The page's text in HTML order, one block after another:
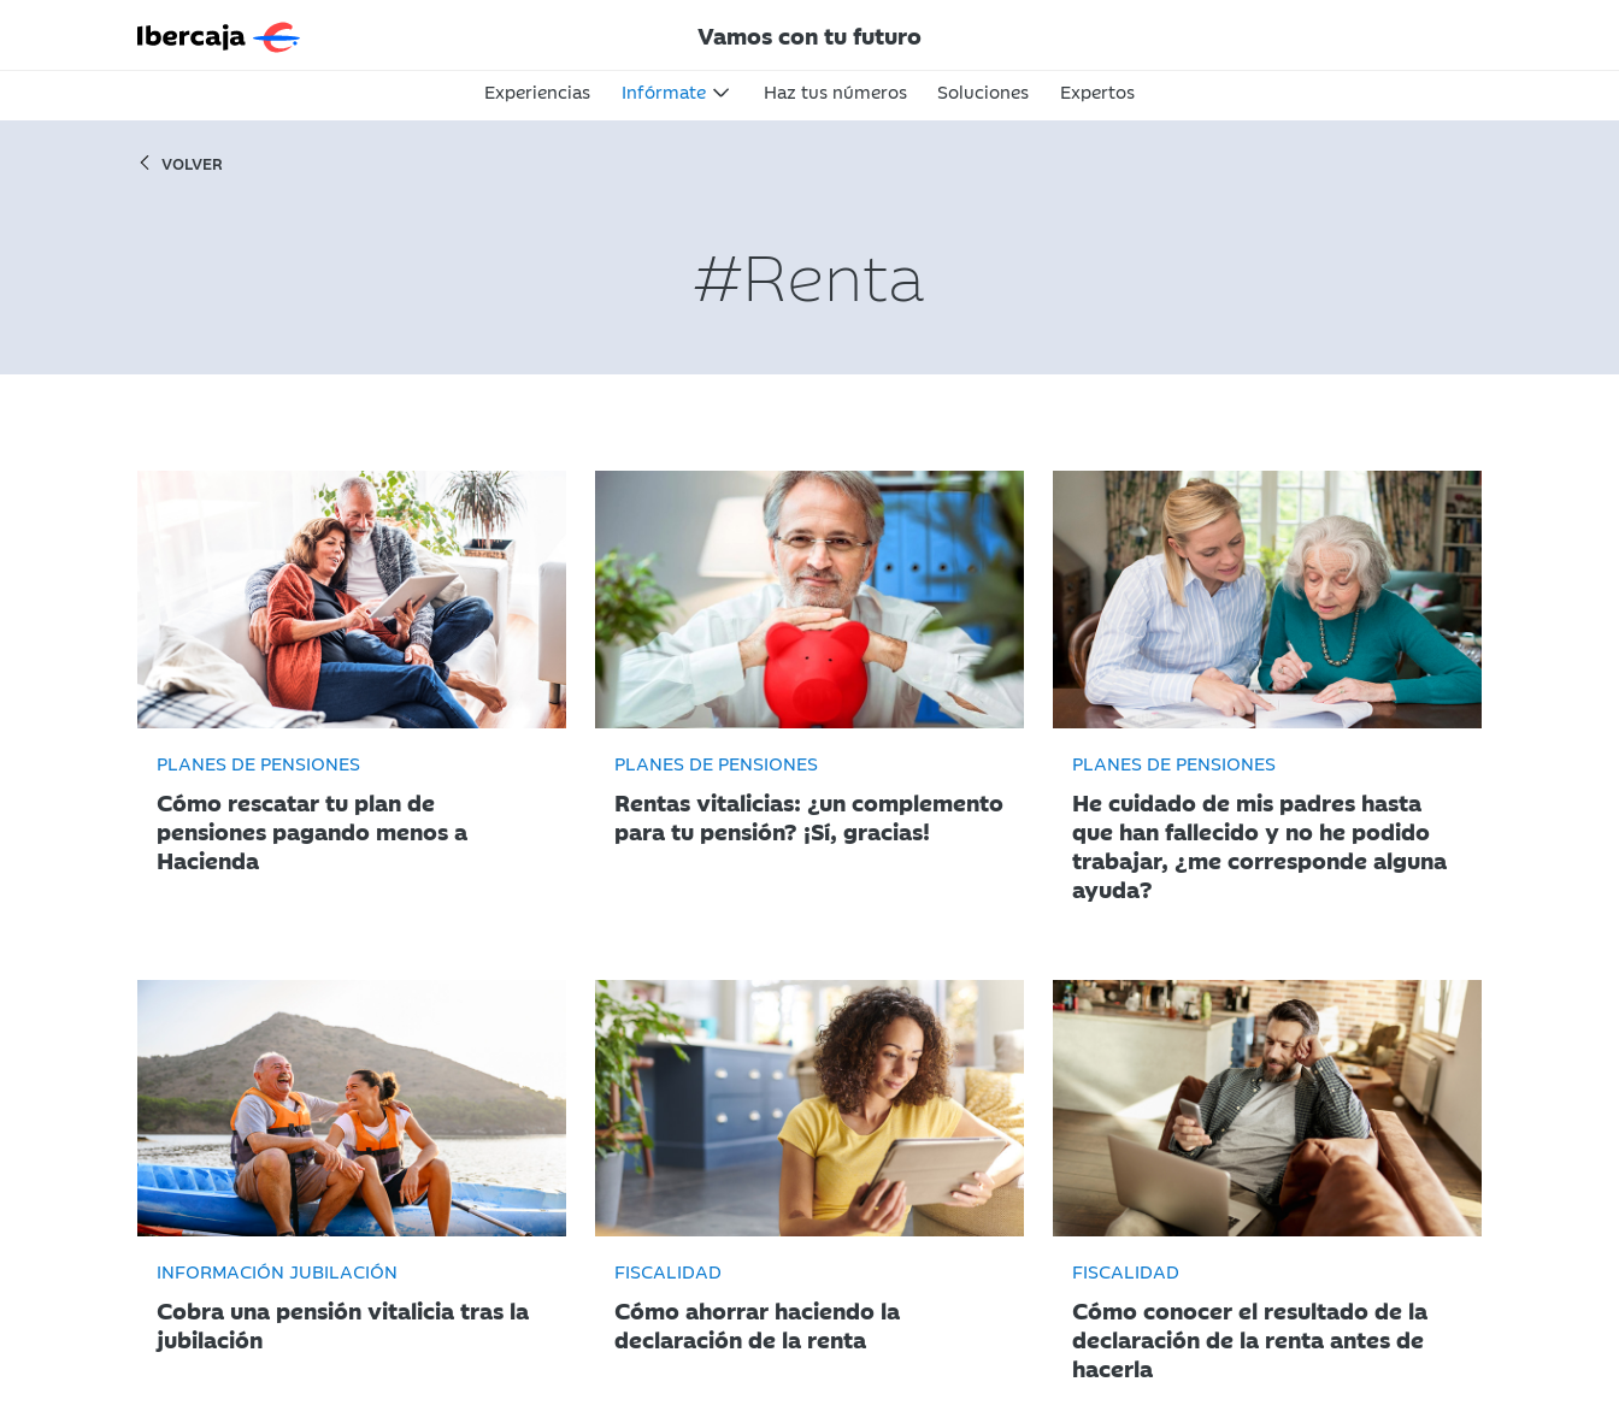
Vamos con tu futuro
Experiencias Infórmate Haz tus números Soluciones Expertos
VOLVER
#Renta
PLANES DE PENSIONES
Cómo rescatar tu plan de
pensiones pagando menos a
Hacienda
PLANES DE PENSIONES
Rentas vitalicias: ¿un complemento
para tu pensión? ¡Sí, gracias!
PLANES DE PENSIONES
He cuidado de mis padres hasta
que han fallecido y no he podido
trabajar, ¿me corresponde alguna
ayuda?
INFORMACIÓN JUBILACIÓN
Cobra una pensión vitalicia tras la
jubilación
FISCALIDAD
Cómo ahorrar haciendo la
declaración de la renta
FISCALIDAD
Cómo conocer el resultado de la
declaración de la renta antes de
hacerla